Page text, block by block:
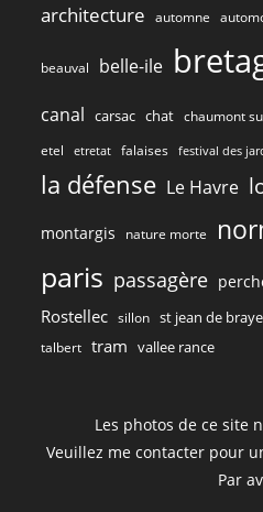
architecture automne
beauval belle-ile
canal carsac chat chaumont
etel etretat falaises festival des
la défense Le Havre
montargis nature morte
paris passagère
Rostellec sillon st jean de braye
talbert tram vallee rance
Les photos de ce site
Veuillez me contacter pour
Par